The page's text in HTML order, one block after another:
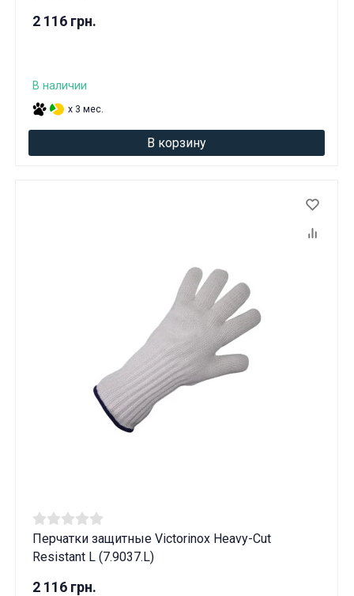
2 116 грн.
В наличии
x 3 мес.
В корзину
Перчатки защитные Victorinox Heavy-Cut
Resistant L (7.9037.L)
2 116 грн.